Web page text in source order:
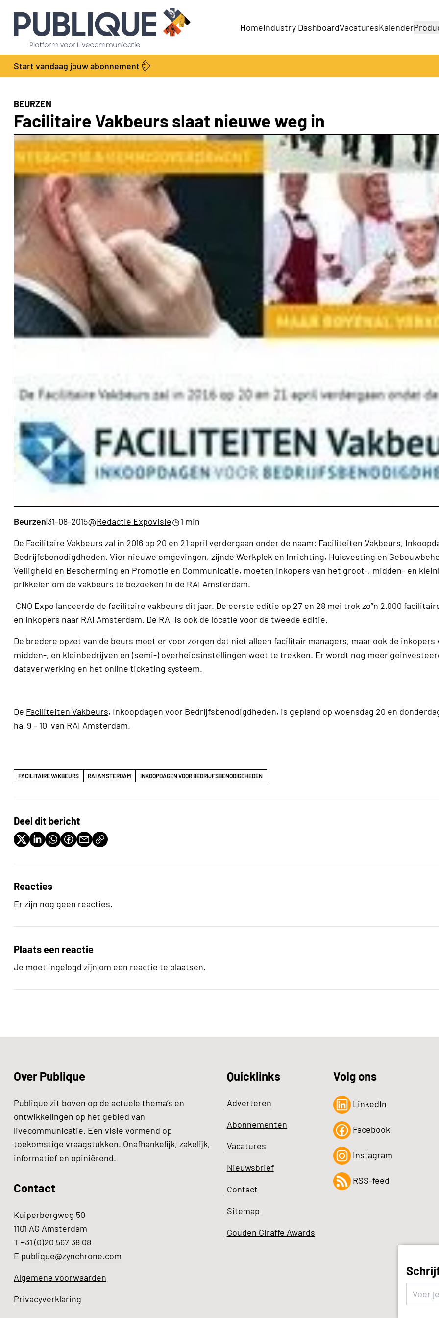
HomeIndustry DashboardVacaturesKalender
Start vandaag jouw abonnement
BEURZEN
Facilitaire Vakbeurs slaat nieuwe weg in
Beurzen|31-08-2015 Redactie Expovisie
1 min
De Facilitaire Vakbeurs zal in 2016 op 20 en 21 april verdergaan onder de naam: Faciliteiten Vakbeurs,
Bedrijfsbenodigdheden. Vier nieuwe omgevingen, zijnde Werkplek en Inrichting, Huisvesting en
Veiligheid en Bescherming en Promotie en Communicatie, moeten inkopers van het groot-, midden- en
prikkelen om de vakbeurs te bezoeken in de RAI Amsterdam.
CNO Expo lanceerde de facilitaire vakbeurs dit jaar. De eerste editie op 27 en 28 mei trok zo”n 2.000
en inkopers naar RAI Amsterdam. De RAI is ook de locatie voor de tweede editie.
De bredere opzet van de beurs moet er voor zorgen dat niet alleen facilitair managers, maar ook de inkopers
midden-, en kleinbedrijven en (semi-) overheidsinstellingen weet te trekken. Er wordt nog meer
dataverwerking en het online ticketing systeem.
De Faciliteiten Vakbeurs, Inkoopdagen voor Bedrijfsbenodigdheden, is gepland op woensdag 20 en
hal 9 – 10 van RAI Amsterdam.
FACILITAIRE VAKBEURS RAI AMSTERDAM INKOOPDAGEN VOOR BEDRIJFSBENODIGDHEDEN
Deel dit bericht
Reacties
Er zijn nog geen reacties.
Plaats een reactie
Je moet ingelogd zijn om een reactie te plaatsen.
Over Publique
Publique zit boven op de actuele thema’s en
ontwikkelingen op het gebied van
livecommunicatie. Een visie vormend op
toekomstige vraagstukken. Onafhankelijk, zakelijk,
informatief en opiniërend.
Contact
Kuiperbergweg 50
1101 AG Amsterdam
T +31 (0)20 567 38 08
E publique@zynchrone.com
Algemene voorwaarden
Privacyverklaring
Quicklinks
Adverteren
Abonnementen
Vacatures
Nieuwsbrief
Contact
Sitemap
Gouden Giraffe Awards
Volg ons
LinkedIn
Facebook
Instagram
RSS-feed